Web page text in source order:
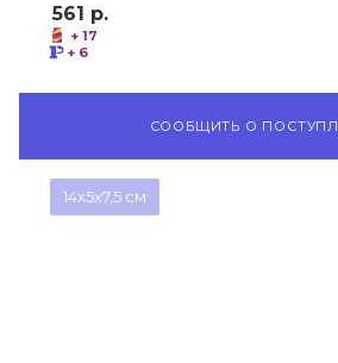
561 р.
+ 17
+ 6
СООБЩИТЬ О
14x5x7,5 см